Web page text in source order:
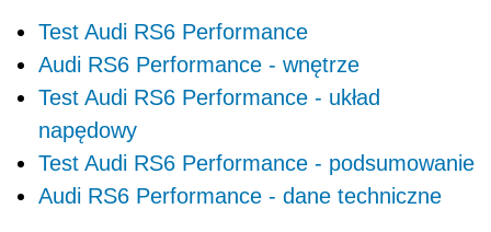
Test Audi RS6 Performance
Audi RS6 Performance - wnętrze
Test Audi RS6 Performance - układ
napędowy
Test Audi RS6 Performance - podsumowanie
Audi RS6 Performance - dane techniczne